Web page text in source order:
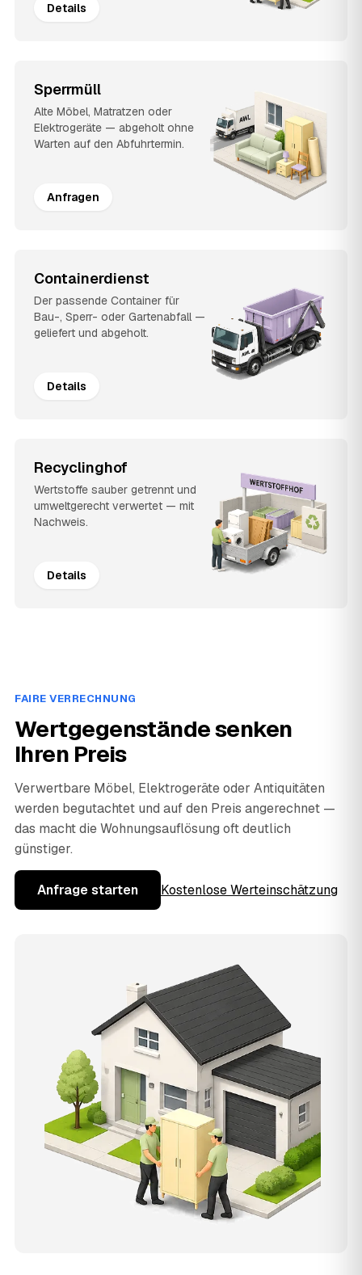
Details
Sperrmüll
Alte Möbel, Matratzen oder
Elektrogeräte — abgeholt ohne
Warten auf den Abfuhrtermin.
Anfragen
Containerdienst
Der passende Container für
Bau-, Sperr- oder Gartenabfall —
geliefert und abgeholt.
Details
Recyclinghof
Wertstoffe sauber getrennt und
umweltgerecht verwertet — mit
Nachweis.
Details
FAIRE VERRECHNUNG
Wertgegenstände senken
Ihren Preis
Verwertbare Möbel, Elektrogeräte oder Antiquitäten
werden begutachtet und auf den Preis angerechnet —
das macht die Wohnungsauflösung oft deutlich
günstiger.
Anfrage starten Kostenlose Werteinschätzung